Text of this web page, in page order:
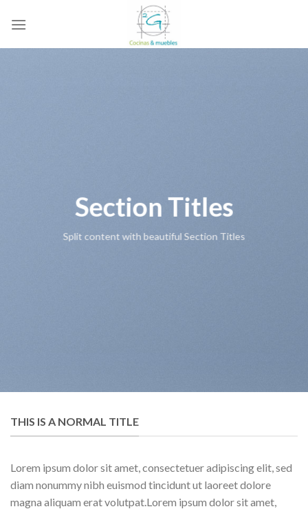
Section Titles
Split content with beautiful Section Titles
THIS IS A NORMAL TITLE
Lorem ipsum dolor sit amet, consectetuer adipiscing elit, sed
diam nonummy nibh euismod tincidunt ut laoreet dolore
magna aliquam erat volutpat.Lorem ipsum dolor sit amet,